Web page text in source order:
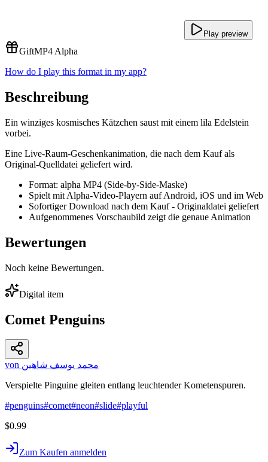
Play preview
GiftMP4 Alpha
How do I play this format in my app?
Beschreibung
Ein winziges kosmisches Kätzchen saust mit einem lila Edelstein
vorbei.
Eine Live-Raum-Geschenkanimation, die nach dem Kauf als
Original-Quelldatei geliefert wird.
Format: alpha MP4 (Side-by-Side-Maske)
Spielt mit Alpha-Video-Playern auf Android, iOS und im Web
Sofortiger Download nach dem Kauf - Originaldatei geliefert
Aufgenommenes Vorschaubild zeigt die genaue Animation
Bewertungen
Noch keine Bewertungen.
Digital item
Comet Penguins
von محمد يوسف شاهين
Verspielte Pinguine gleiten entlang leuchtender Kometenspuren.
#penguins#comet#neon#slide#playful
$0.99
Zum Kaufen anmelden